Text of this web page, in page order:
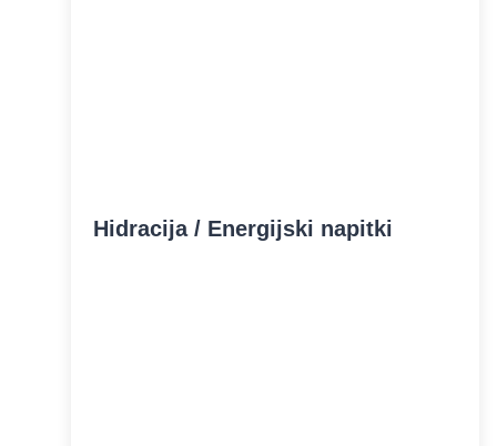
Hidracija / Energijski napitki